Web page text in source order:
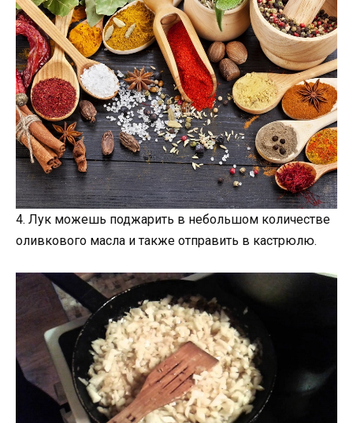
4. Лук можешь поджарить в небольшом количестве
оливкового масла и также отправить в кастрюлю.